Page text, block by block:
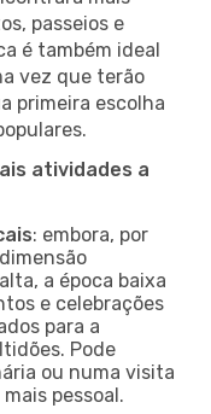
passeios e
é também ideal
vez que terão
primeira escolha
atividades a
: embora, por
a época baixa
e celebrações
para a
Pode
ou numa visita
pessoal.